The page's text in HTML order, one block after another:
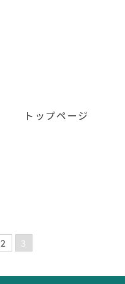
トップページ
2 3